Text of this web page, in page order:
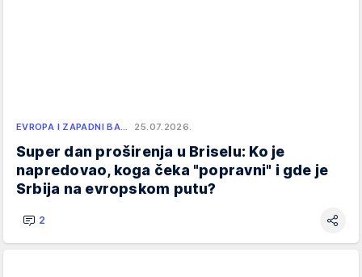
EVROPA I ZAPADNI BA… 25.07.2026.
Super dan proširenja u Briselu: Ko je
napredovao, koga čeka "popravni" i gde je
Srbija na evropskom putu?
2